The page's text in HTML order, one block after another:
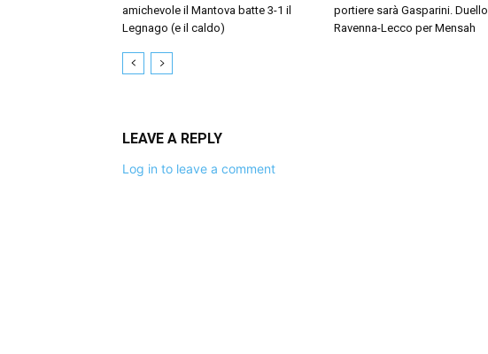
amichevole il Mantova batte 3-1 il
Legnago (e il caldo)
portiere sarà Gasparini. Duello
Ravenna-Lecco per Mensah
LEAVE A REPLY
Log in to leave a comment